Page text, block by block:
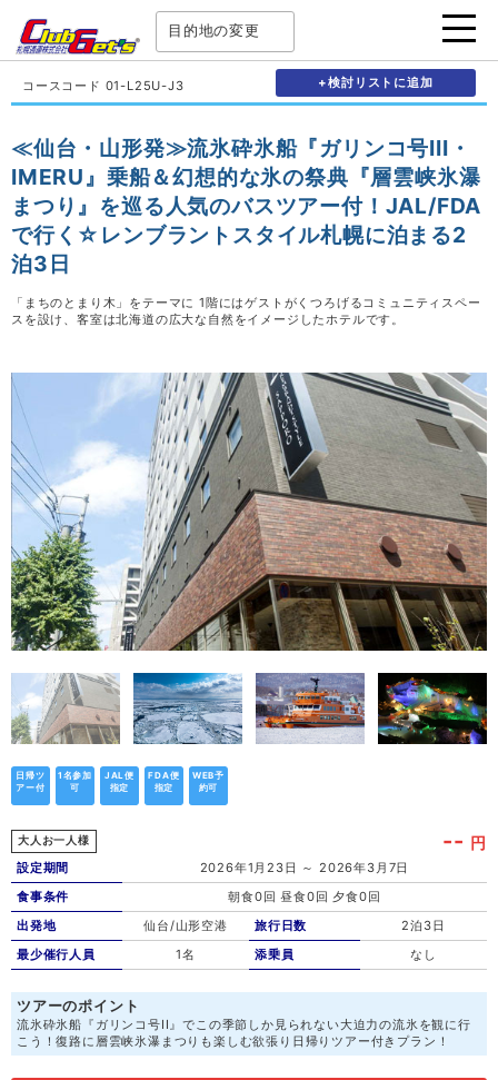
目的地の変更
コースコード 01-L25U-J3 +検討リストに追加
≪仙台・山形発≫流氷砕氷船『ガリンコ号III・
IMERU』乗船＆幻想的な氷の祭典『層雲峡氷瀑
まつり』を巡る人気のバスツアー付！JAL/FDA
で行く☆レンブラントスタイル札幌に泊まる2
泊3日
「まちのとまり木」をテーマに 1階にはゲストがくつろげるコミュニティスペー
スを設け、客室は北海道の広大な自然をイメージしたホテルです。
日帰ツ
アー付
1名参加
可
JAL便
指定
FDA便
指定
WEB予
約可
大人お一人様 -- 円
設定期間
2026年1月23日 ～ 2026年3月7日
食事条件
朝食0回 昼食0回 夕食0回
出発地
仙台/山形空港
最少催行人員
1名
旅行日数
2泊3日
添乗員
なし
ツアーのポイント
流氷砕氷船『ガリンコ号II』でこの季節しか見られない大迫力の流氷を観に行
こう！復路に層雲峡氷瀑まつりも楽しむ欲張り日帰りツアー付きプラン！